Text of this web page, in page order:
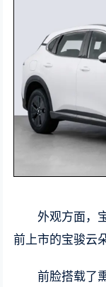
外观方面，
前上市的宝骏云
前脸搭载了